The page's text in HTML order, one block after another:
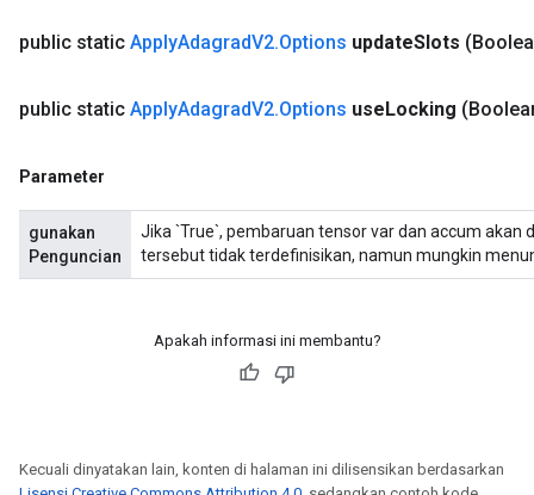
public static ApplyAdagradV2.Options updateSlots
public static ApplyAdagradV2.Options useLocking
Parameter
gunakan
Penguncian
Jika `True`, pembaruan tensor var dan accum akan
tersebut tidak terdefinisikan, namun mungkin
Apakah informasi ini membantu?
Kecuali dinyatakan lain, konten di halaman ini dilisensikan berdasarkan